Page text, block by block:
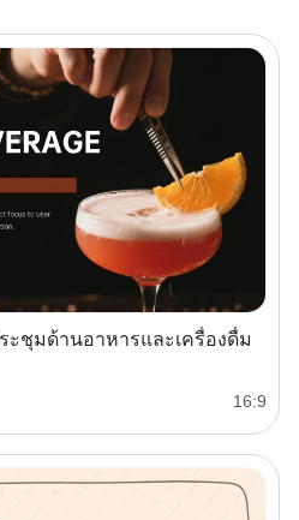
ะชุมด้านอาหารและเครื่องดื่ม
16:9